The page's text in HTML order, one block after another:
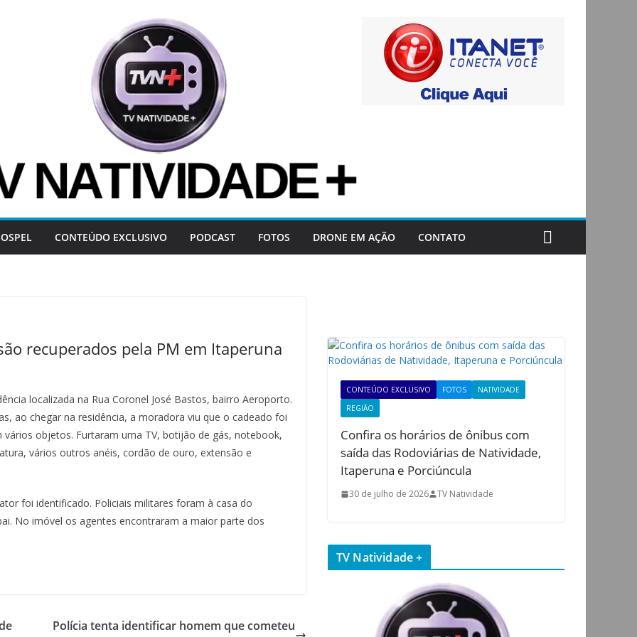
CONTEÚDO EXCLUSIVO PODCAST FOTOS DRONE EM AÇÃO CONTATO
recuperados pela PM em Itaperuna
localizada na Rua Coronel José Bastos, bairro Aeroporto.
ao chegar na residência, a moradora viu que o cadeado foi
objetos. Furtaram uma TV, botijão de gás, notebook,
vários outros anéis, cordão de ouro, extensão e
foi identificado. Policiais militares foram à casa do
No imóvel os agentes encontraram a maior parte dos
Polícia tenta identificar homem que cometeu
CONTEÚDO EXCLUSIVO FOTOS
NATIVIDADE
REGIÃO
Confira os horários de ônibus com
saída das Rodoviárias de Natividade,
Itaperuna e Porciúncula
30 de julho de 2026 TV Natividade
TV Natividade +